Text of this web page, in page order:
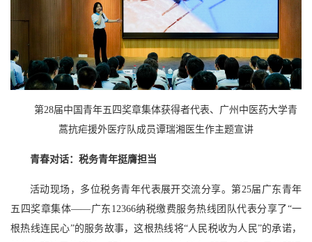
第28届中国青年五四奖章集体获得者代表、广州中医药大学青
蒿抗疟援外医疗队成员谭瑞湘医生作主题宣讲
青春对话：税务青年挺膺担当
活动现场，多位税务青年代表展开交流分享。第25届广东青年
五四奖章集体——广东12366纳税缴费服务热线团队代表分享了“一
根热线连民心”的服务故事，这根热线将“人民税收为人民”的承诺，